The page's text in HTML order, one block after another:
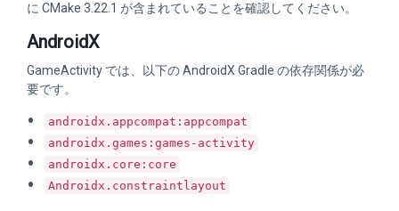
に CMake 3.22.1 が含まれていることを確認してください。
AndroidX
GameActivity では、以下の AndroidX Gradle の依存関係が必
要です。
androidx.appcompat:appcompat
androidx.games:games-activity
androidx.core:core
Androidx.constraintlayout